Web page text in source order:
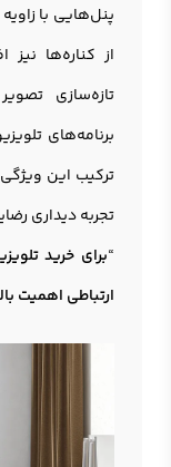
از کناره‌ها
برنامه‌های
ترکیب این
تجربه دیداری
“برای خرید
ارتباطی اهمیت